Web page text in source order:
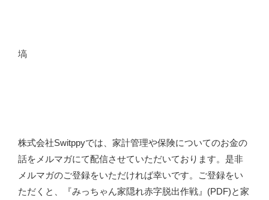
塙
株式会社Switppyでは、家計管理や保険についてのお金の
話をメルマガにて配信させていただいております。是非
メルマガのご登録をいただければ幸いです。ご登録をい
ただくと、『みっちゃん家隠れ赤字脱出作戦』(PDF)と家